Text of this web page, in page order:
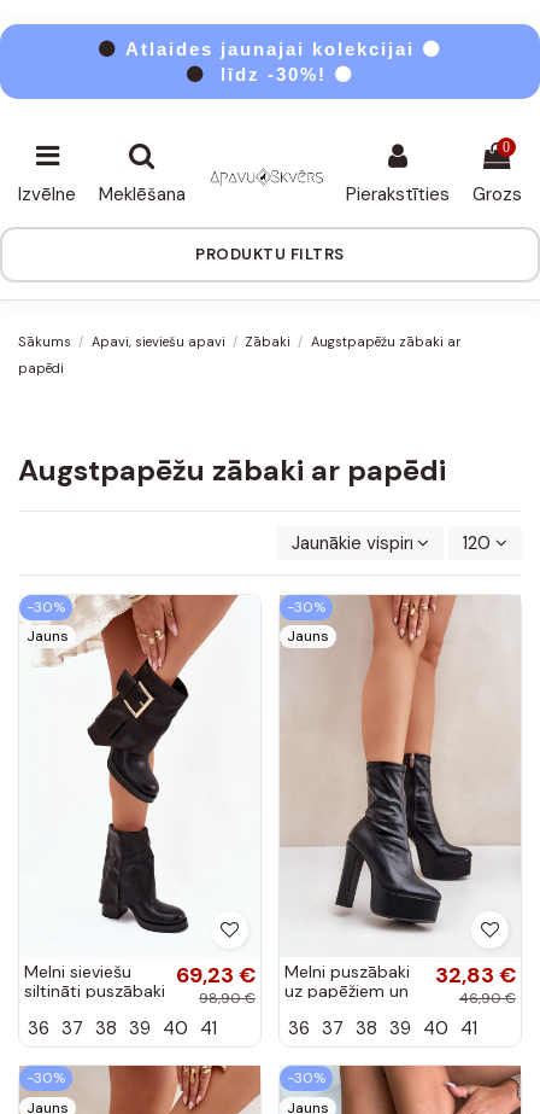
⚫ Atlaides jaunajai kolekcijai ⚫
⚫
līdz -30%! ⚫
Izvēlne Meklēšana Pierakstīties
0
Grozs
PRODUKTU FILTRS
Sākums Apavi, sieviešu apavi Zābaki
Augstpapēžu zābaki ar
papēdi
Augstpapēžu zābaki ar papēdi
Jaunākie vispirms 120
-30%
Jauns
Melni sieviešu
siltināti puszābaki
zelta sprādzēm
69,23 €
98,90 €
36 37 38 39 40 41
-30%
Jauns
Melni puszābaki
uz papēžiem un
Tennira
32,83 €
46,90 €
36 37 38 39 40 41
-30%
Jauns
-30%
Jauns